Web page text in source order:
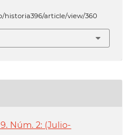
historia396/article/view/360
Núm. 2: (Julio-